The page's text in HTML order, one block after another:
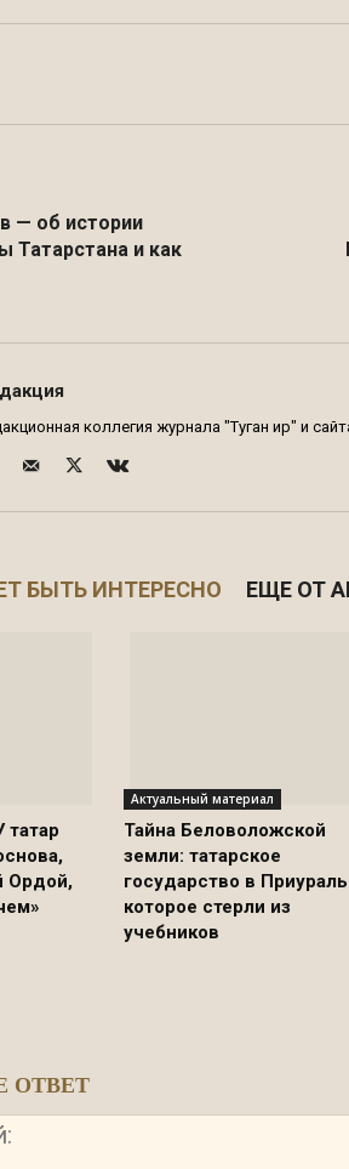
— об истории
Татарстана и как
коллегия журнала "Туган җир" и
БЫТЬ ИНТЕРЕСНО ЕЩЕ ОТ
татар
Ордой,
Актуальный материал
Тайна Беловоложской
земли: татарское
государство в
которое стерли из
учебников
ОТВЕТ